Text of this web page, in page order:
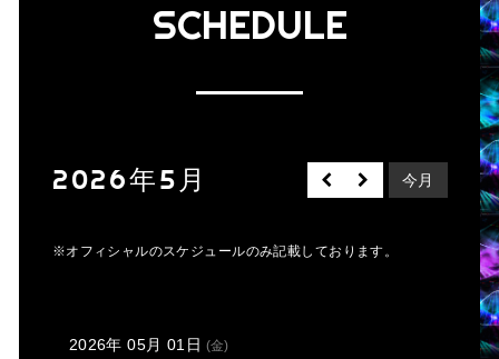
SCHEDULE
2026年5月 今月
※オフィシャルのスケジュールのみ記載しております。
2026年 05月 01日 (金)